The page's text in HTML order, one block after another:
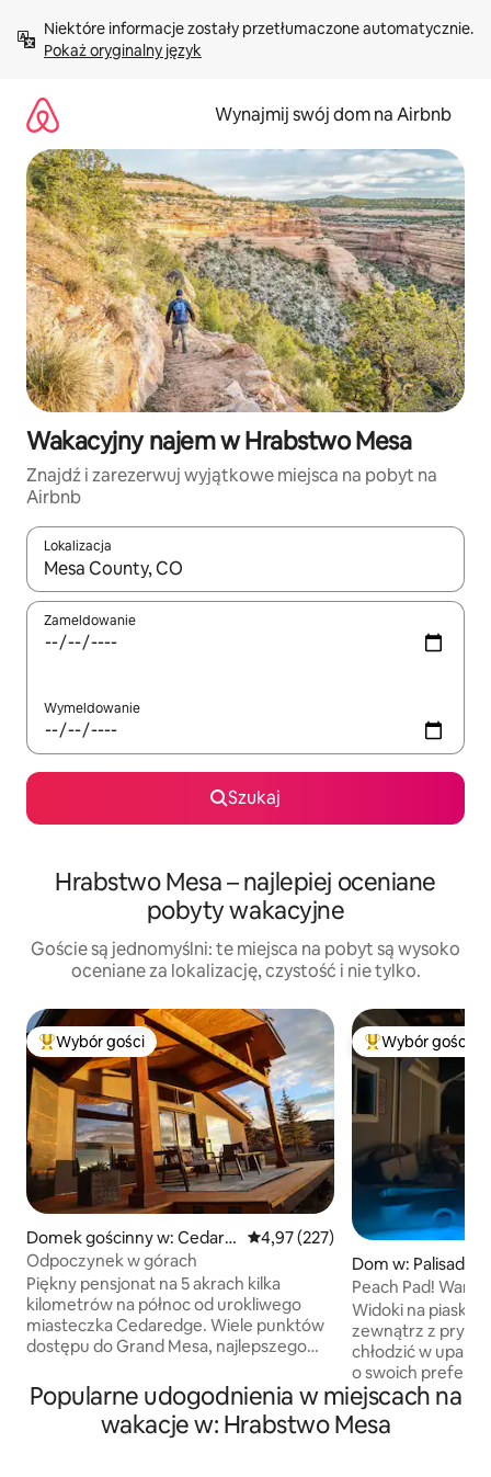
treści Pokaż oryginalny język
Wynajmij swój dom na Airbnb
Wakacyjny najem w Hrabstwo Mesa
Znajdź i zarezerwuj wyjątkowe miejsca na pobyt na
Airbnb
Lokalizacja
Gdy wyniki będą dostępne, możesz poruszać się po nich za
Zameldowanie
Wymeldowanie
Szukaj
Hrabstwo Mesa – najlepiej oceniane
pobyty wakacyjne
Goście są jednomyślni: te miejsca na pobyt są wysoko
oceniane za lokalizację, czystość i nie tylko.
Najpopularniejsze z kategorii Wybór gości
Wybór gości
Domek gościnny w: Cedare
dge
Średnia ocena: 4,97 na 5, liczba
4,97 (227)
Odpoczynek w górach
Piękny pensjonat na 5 akrach kilka
kilometrów na północ od urokliwego
miasteczka Cedaredge. Wiele punktów
dostępu do Grand Mesa, najlepszego
jazdy na skuterach śnieżnych,
wędrówek, jazdy na motocyklu, quadów,
UTV, wędkowania i polowania!
Wybór gości
Dom w: Palisade
Peach Pad!
wodą 2 sypialnie 2
Widoki na
zewnątrz z
chłodzić w
o swoich
z łazienkami
stronach domu,
prywatność.
Popularne udogodnienia w miejscach na
wakacje w: Hrabstwo Mesa